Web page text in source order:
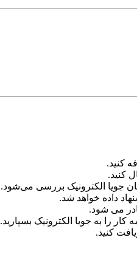
کنید.
کنید.
جویا الکترونیک بررسی می‌شود.
داده خواهد شد.
می شود.
کار را به جویا الکترونیک بسپارید.
کنید.